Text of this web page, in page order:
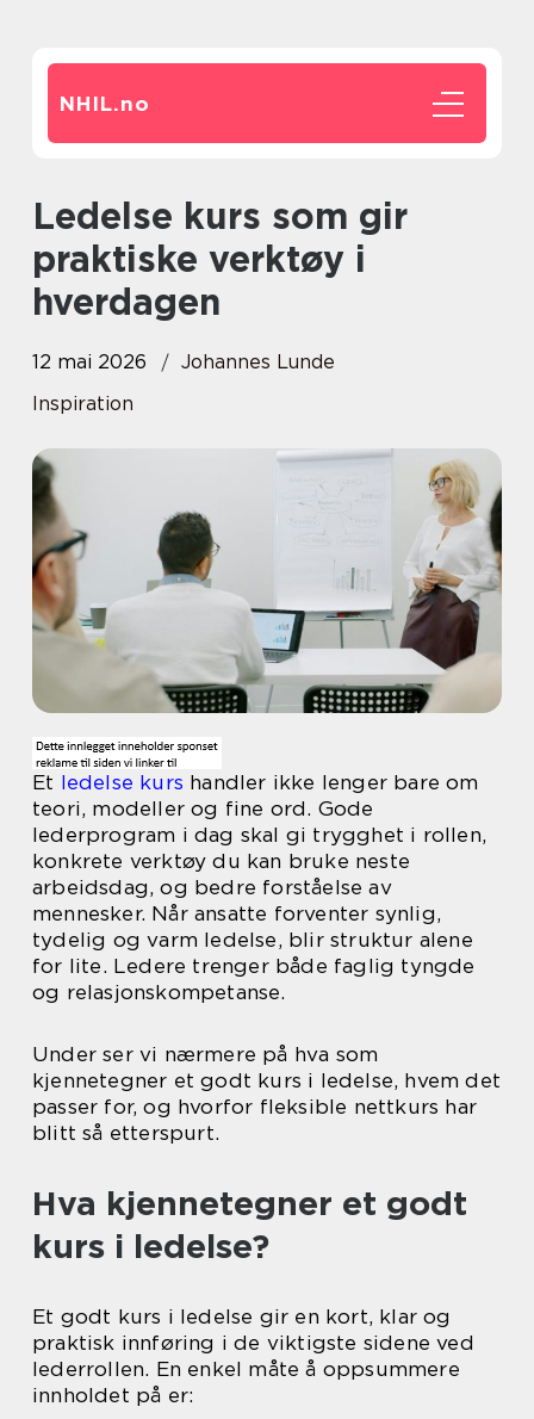
NHIL.no
Ledelse kurs som gir
praktiske verktøy i
hverdagen
12 mai 2026
Johannes Lunde
Inspiration
Et ledelse kurs handler ikke lenger bare om
teori, modeller og fine ord. Gode
lederprogram i dag skal gi trygghet i rollen,
konkrete verktøy du kan bruke neste
arbeidsdag, og bedre forståelse av
mennesker. Når ansatte forventer synlig,
tydelig og varm ledelse, blir struktur alene
for lite. Ledere trenger både faglig tyngde
og relasjonskompetanse.
Under ser vi nærmere på hva som
kjennetegner et godt kurs i ledelse, hvem det
passer for, og hvorfor fleksible nettkurs har
blitt så etterspurt.
Hva kjennetegner et godt
kurs i ledelse?
Et godt kurs i ledelse gir en kort, klar og
praktisk innføring i de viktigste sidene ved
lederrollen. En enkel måte å oppsummere
innholdet på er: